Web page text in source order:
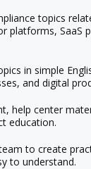
topics
platforms, SaaS
in simple
and digital
help center
education.
to create
to understand.